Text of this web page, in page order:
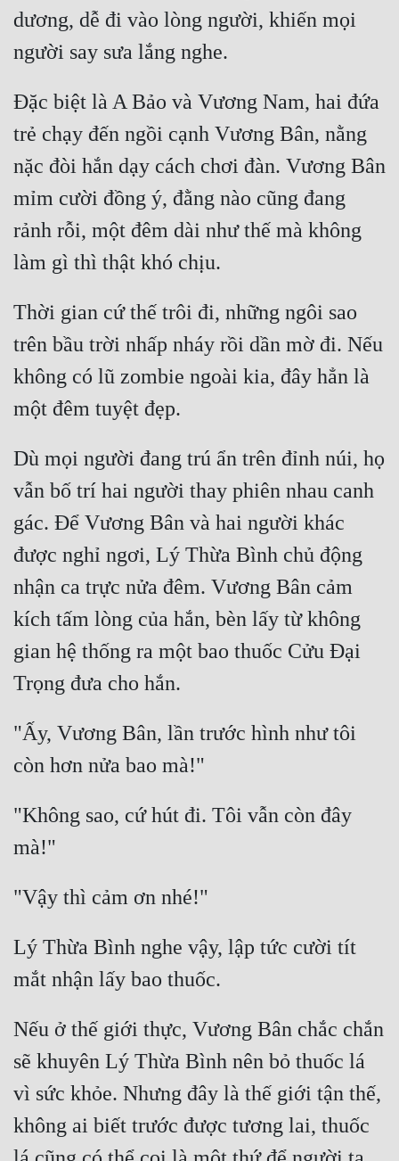
dương, dễ đi vào lòng người, khiến mọi
Đặc biệt là A Bảo và Vương Nam, hai đứa
trẻ chạy đến ngồi cạnh Vương Bân, nằng
nặc đòi hắn dạy cách chơi đàn. Vương Bân
mỉm cười đồng ý, đằng nào cũng đang
rảnh rỗi, một đêm dài như thế mà không
Thời gian cứ thế trôi đi, những ngôi sao
trên bầu trời nhấp nháy rồi dần mờ đi. Nếu
không có lũ zombie ngoài kia, đây hẳn là
Dù mọi người đang trú ẩn trên đỉnh núi, họ
vẫn bố trí hai người thay phiên nhau canh
gác. Để Vương Bân và hai người khác
được nghỉ ngơi, Lý Thừa Bình chủ động
nhận ca trực nửa đêm. Vương Bân cảm
kích tấm lòng của hắn, bèn lấy từ không
gian hệ thống ra một bao thuốc Cửu Đại
"Ấy, Vương Bân, lần trước hình như tôi
"Không sao, cứ hút đi. Tôi vẫn còn đây
Lý Thừa Bình nghe vậy, lập tức cười tít
Nếu ở thế giới thực, Vương Bân chắc chắn
sẽ khuyên Lý Thừa Bình nên bỏ thuốc lá
vì sức khỏe. Nhưng đây là thế giới tận thế,
không ai biết trước được tương lai, thuốc